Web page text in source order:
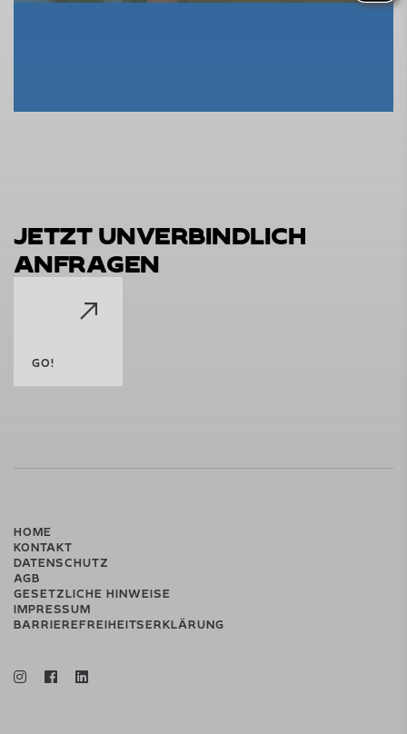
JETZT UNVERBINDLICH
ANFRAGEN
GO!
HOME
KONTAKT
DATENSCHUTZ
AGB
GESETZLICHE HINWEISE
IMPRESSUM
BARRIEREFREIHEITSERKLÄRUNG